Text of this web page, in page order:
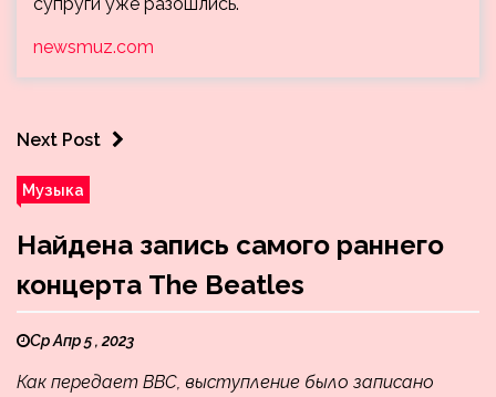
newsmuz.com
Next Post
Музыка
Найдена запись самого раннего
концерта The Beatles
Ср Апр 5 , 2023
Как передает BBC, выступление было записано